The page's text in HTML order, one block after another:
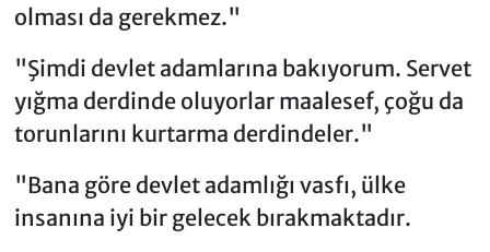
olması da gerekmez."
"Şimdi devlet adamlarına bakıyorum. Servet
yığma derdinde oluyorlar maalesef, çoğu da
torunlarını kurtarma derdindeler."
"Bana göre devlet adamlığı vasfı, ülke
insanına iyi bir gelecek bırakmaktadır.